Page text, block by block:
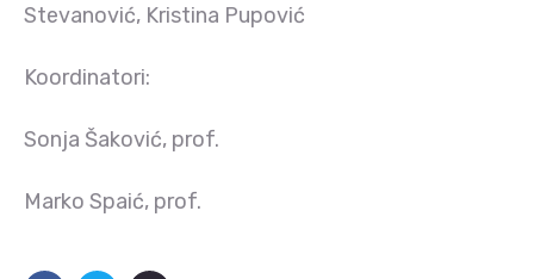
Stevanović, Kristina Pupović
Koordinatori:
Sonja Šaković, prof.
Marko Spaić, prof.